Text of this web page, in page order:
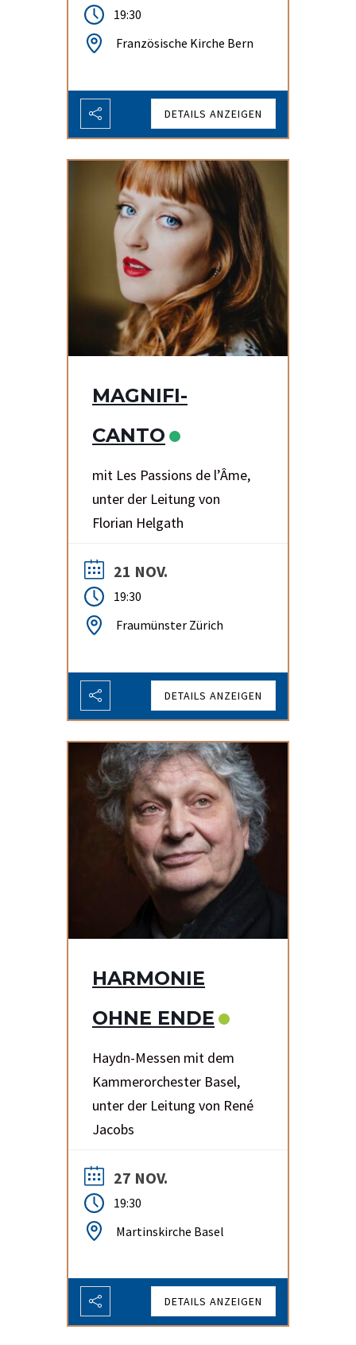
19:30
Französische Kirche Bern
DETAILS ANZEIGEN
MAGNIFI-
CANTO
mit Les Passions de l’Âme,
unter der Leitung von
Florian Helgath
21 NOV.
19:30
Fraumünster Zürich
DETAILS ANZEIGEN
HARMONIE
OHNE ENDE
Haydn-Messen mit dem
Kammerorchester Basel,
unter der Leitung von René
Jacobs
27 NOV.
19:30
Martinskirche Basel
DETAILS ANZEIGEN